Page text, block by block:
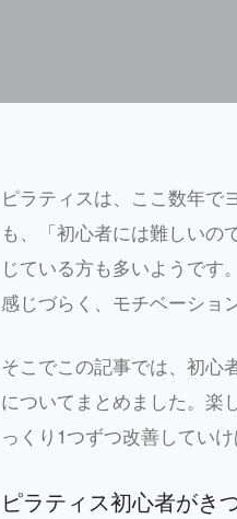
ピラティスは、ここ数年で
も、「初心者には難しい
じている方も多いようです
感じづらく、モチベーショ
そこでこの記事では、初心
についてまとめました。楽
っくり1つずつ改善してい
ピラティス初心者がき